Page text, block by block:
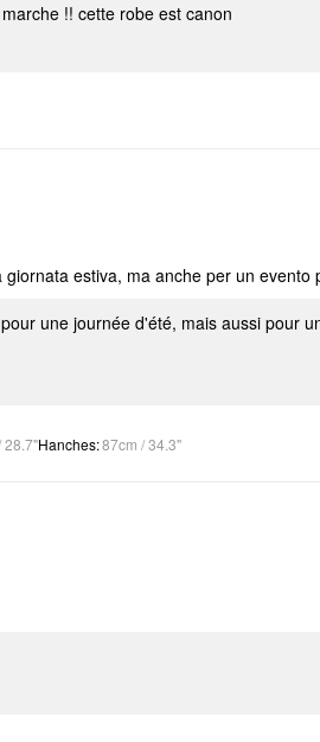
!! cette robe est canon
estiva, ma anche per un evento
une journée d'été, mais aussi pour
28.7"Hanches:87cm / 34.3"